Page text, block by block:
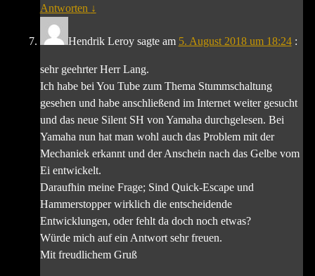
Antworten ↓
Hendrik Leroysagte am 5. August 2018 um 18:24 :
sehr geehrter Herr Lang.
Ich habe bei You Tube zum Thema Stummschaltung
gesehen und habe anschließend im Internet weiter gesucht
und das neue Silent SH von Yamaha durchgelesen. Bei
Yamaha nun hat man wohl auch das Problem mit der
Mechaniek erkannt und der Anschein nach das Gelbe vom
Ei entwickelt.
Daraufhin meine Frage; Sind Quick-Escape und
Hammerstopper wirklich die entscheidende
Entwicklungen, oder fehlt da doch noch etwas?
Würde mich auf ein Antwort sehr freuen.
Mit freudlichem Gruß